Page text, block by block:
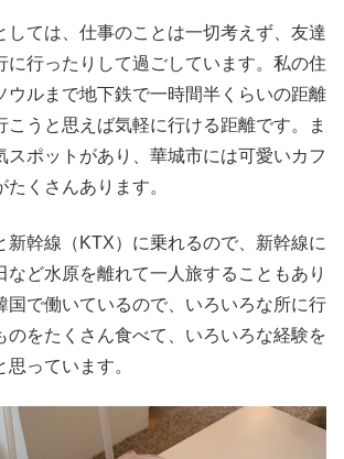
しては、仕事のことは一切考えず、友達
に行ったりして過ごしています。私の住
ウルまで地下鉄で一時間半くらいの距離
こうと思えば気軽に行ける距離です。ま
スポットがあり、華城市には可愛いカフ
たくさんあります。
新幹線（KTX）に乗れるので、新幹線に
など水原を離れて一人旅することもあり
国で働いているので、いろいろな所に行
のをたくさん食べて、いろいろな経験を
っています。